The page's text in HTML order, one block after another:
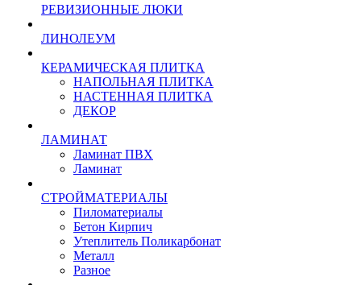
РЕВИЗИОННЫЕ ЛЮКИ
ЛИНОЛЕУМ
КЕРАМИЧЕСКАЯ ПЛИТКА
НАПОЛЬНАЯ ПЛИТКА
НАСТЕННАЯ ПЛИТКА
ДЕКОР
ЛАМИНАТ
Ламинат ПВХ
Ламинат
СТРОЙМАТЕРИАЛЫ
Пиломатериалы
Бетон Кирпич
Утеплитель Поликарбонат
Металл
Разное